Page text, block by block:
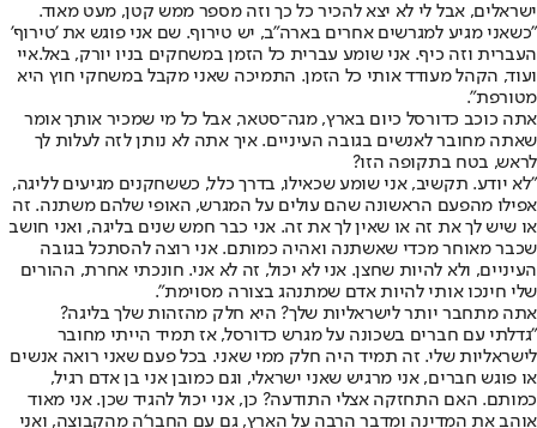
ישראלים, אבל לי לא יצא להכיר כל כך וזה מספר ממש קטן, מעט מאוד.
"כשאני מגיע למגרשים אחרים בארה"ב, יש טירוף. שם אני פוגש את 'טירוף'
העברית וזה כיף. אני שומע עברית כל הזמן במשחקים בניו יורק, באל.איי
ועוד, הקהל מעודד אותי כל הזמן. התמיכה שאני מקבל במשחקי חוץ היא
מטורפת".
אתה כוכב כדורסל כיום בארץ, מגה־סטאר, אבל כל מי שמכיר אותך אומר
שאתה מחובר לאנשים בגובה העיניים. איך אתה לא נותן לזה לעלות לך
לראש, בטח בתקופה הזו?
"לא יודע. תקשיב, אני שומע שכאילו, בדרך כלל, כששחקנים מגיעים לליגה,
אפילו מהפעם הראשונה שהם עולים על המגרש, האופי שלהם משתנה. זה
או שיש לך את זה או שאין לך את זה. אני כבר חמש שנים בליגה, ואני חושב
שכבר מאוחר מכדי שאשתנה ואהיה כמותם. אני רוצה להסתכל בגובה
העיניים, ולא להיות שחצן. אני לא יכול, זה לא אני. חונכתי אחרת, ההורים
שלי חינכו אותי להיות אדם שמתנהג בצורה מסוימת".
אתה מתחבר יותר לישראליות שלך? היא חלק מהזהות שלך בליגה?
"גדלתי עם חברים בשכונה על מגרש כדורסל, אז תמיד הייתי מחובר
לישראליות שלי. זה תמיד היה חלק ממי שאני. בכל פעם שאני רואה אנשים
או פוגש חברים, אני מרגיש שאני ישראלי, וגם כמובן אני בן אדם רגיל,
כמותם. האם התחזקה אצלי התודעה? כן, אני יכול להגיד שכן. אני מאוד
אוהב את המדינה ומדבר הרבה על הארץ, גם עם החבר'ה מהקבוצה, ואני